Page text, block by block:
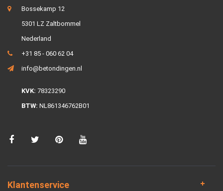
Bossekamp 12
5301 LZ Zaltbommel
Nederland
+31 85 - 060 62 04
info@betondingen.nl
KVK: 78323290
BTW: NL861346762B01
Klantenservice